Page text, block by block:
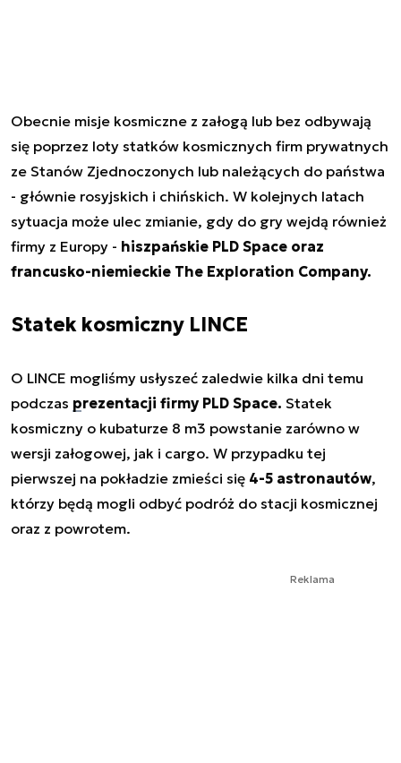
Obecnie misje kosmiczne z załogą lub bez odbywają
się poprzez loty statków kosmicznych firm prywatnych
ze Stanów Zjednoczonych lub należących do państwa
- głównie rosyjskich i chińskich. W kolejnych latach
sytuacja może ulec zmianie, gdy do gry wejdą również
firmy z Europy - hiszpańskie PLD Space oraz
francusko-niemieckie The Exploration Company.
Statek kosmiczny LINCE
O LINCE mogliśmy usłyszeć zaledwie kilka dni temu
podczas prezentacji firmy PLD Space. Statek
kosmiczny o kubaturze 8 m3 powstanie zarówno w
wersji załogowej, jak i cargo. W przypadku tej
pierwszej na pokładzie zmieści się 4-5 astronautów,
którzy będą mogli odbyć podróż do stacji kosmicznej
oraz z powrotem.
Reklama